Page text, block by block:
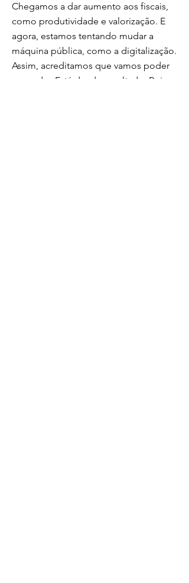
Chegamos a dar aumento aos fiscais,
como produtividade e valorização. E
agora, estamos tentando mudar a
máquina pública, como a digitalização.
Assim, acreditamos que vamos poder
arrecadar. Está dando resultado. Pois,